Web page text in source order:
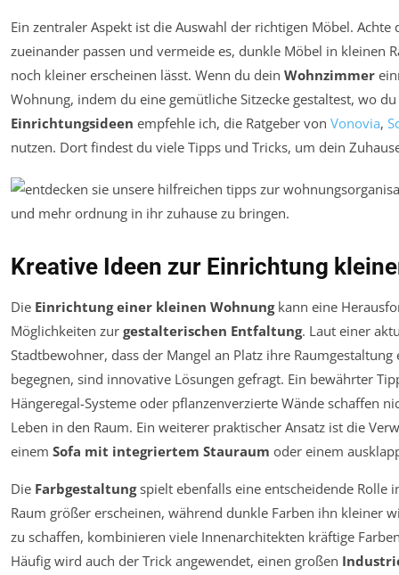
Ein zentraler Aspekt ist die Auswahl der richtigen Möbel.
zueinander passen und vermeide es, dunkle Möbel in kleinen
noch kleiner erscheinen lässt. Wenn du dein Wohnzimmer
Wohnung, indem du eine gemütliche Sitzecke gestaltest, wo
Einrichtungsideen empfehle ich, die Ratgeber von Vonovia,
nutzen. Dort findest du viele Tipps und Tricks, um dein
Kreative Ideen zur Einrichtung
Die Einrichtung einer kleinen Wohnungkann eine
Möglichkeiten zur gestalterischen Entfaltung. Laut einer
Stadtbewohner, dass der Mangel an Platz ihre
begegnen, sind innovative Lösungen gefragt. Ein bewährter
Hängeregal-Systeme oder pflanzenverzierte Wände schaffen
Leben in den Raum. Ein weiterer praktischer Ansatz ist die
einem Sofa mit integriertem Stauraum oder einem
Die Farbgestaltungspielt ebenfalls eine entscheidende Rolle
Raum größer erscheinen, während dunkle Farben ihn kleiner
zu schaffen, kombinieren viele Innenarchitekten kräftige
Häufig wird auch der Trick angewendet, einen großen